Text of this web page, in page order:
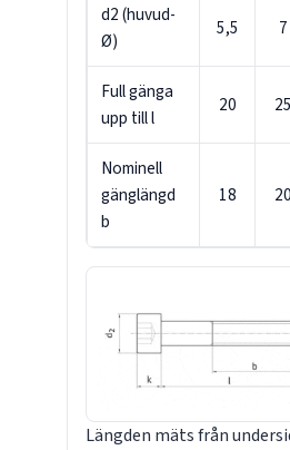
d2 (huvud-
Ø)
5,5 7
Full gänga
upp till l
20 25
Nominell
gänglängd
b
18 20
Längden mäts från